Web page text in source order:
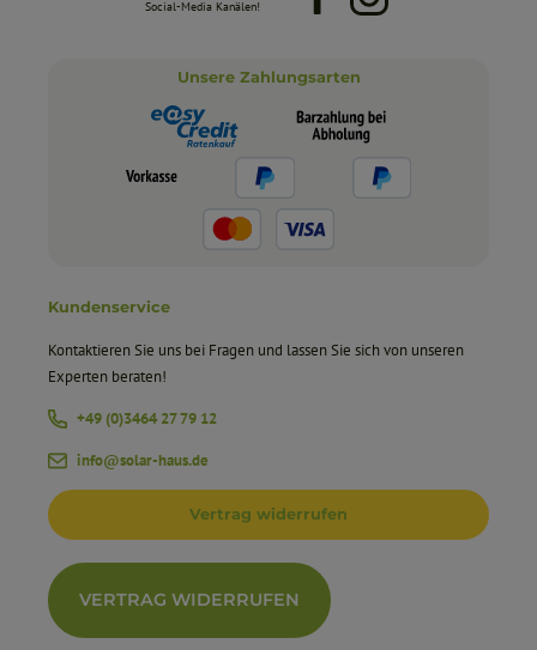
Social-Media Kanälen!
FacebookInstagram
Unsere Zahlungsarten
Kundenservice
Kontaktieren Sie uns bei Fragen und lassen Sie sich von unseren
Experten beraten!
+49 (0)3464 27 79 12
info@solar-haus.de
Vertrag widerrufen
VERTRAG WIDERRUFEN